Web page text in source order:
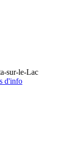
sur-le-Lac
d'info